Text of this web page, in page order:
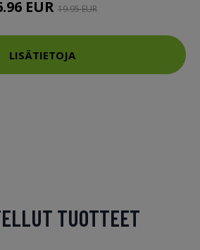
EUR 19.95 EUR
LISÄTIETOJA
TUOTTEET